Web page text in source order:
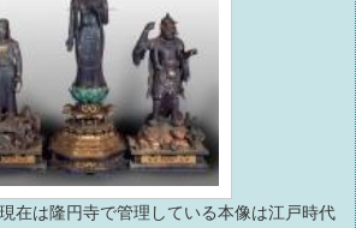
在は隆円寺で管理している本像は江戸時代